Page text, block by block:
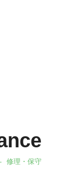
修理・保守